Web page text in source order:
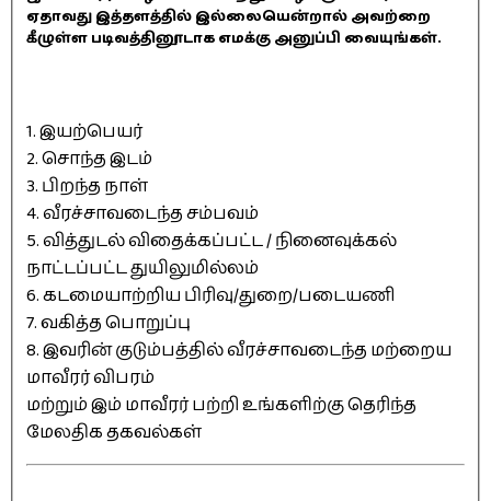
ஏதாவது இத்தளத்தில் இல்லையென்றால் அவற்றை
கீழுள்ள படிவத்தினூடாக எமக்கு அனுப்பி வையுங்கள்.
1. இயற்பெயர்
2. சொந்த இடம்
3. பிறந்த நாள்
4. வீரச்சாவடைந்த சம்பவம்
5. வித்துடல் விதைக்கப்பட்ட / நினைவுக்கல்
நாட்டப்பட்ட துயிலுமில்லம்
6. கடமையாற்றிய பிரிவு/துறை/படையணி
7. வகித்த பொறுப்பு
8. இவரின் குடும்பத்தில் வீரச்சாவடைந்த மற்றைய
மாவீரர் விபரம்
மற்றும் இம் மாவீரர் பற்றி உங்களிற்கு தெரிந்த
மேலதிக தகவல்கள்